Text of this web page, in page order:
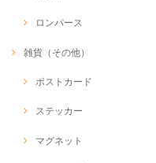
ロンパース
雑貨（その他）
ポストカード
ステッカー
マグネット